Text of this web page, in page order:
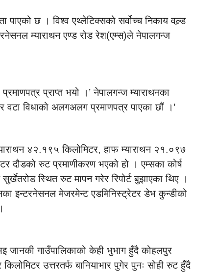
पाएको छ । विश्व एथ्लेटिक्सको सर्वोच्च निकाय वल्र्ड
म्याराथन एण्ड रोड रेश(एम्स)ले नेपालगन्ज
प्रमाणपत्र प्राप्त भयो ।’ नेपालगन्ज म्याराथनका
वटा विधाको अलगअलग प्रमाणपत्र पाएका छौं ।’
४२.१९५ किलोमिटर, हाफ म्याराथन २१.०९७
दौडको रुट प्रमाणीकरण भएको हो । एम्सका कोर्ष
स्थित रुट मापन गरेर रिपोर्ट बुझाएका थिए ।
इन्टरनेसनल मेजरमेन्ट एडमिनिस्ट्रेटर डेभ कुन्डीको
जानकी गाउँपालिकाको केही भुभाग हुँदै कोहलपुर
उत्तरतर्फ बानियाभार पुगेर पुनः सोही रुट हुँदै